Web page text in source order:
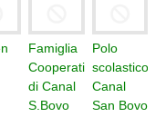
Famiglia
Cooperativa
di Canal
S.Bovo
Polo
scolastico
Canal
San Bovo